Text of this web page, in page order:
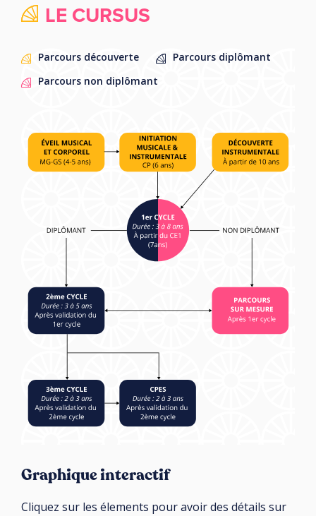
LE CURSUS
Parcours découverte
Parcours diplômant
Parcours non diplômant
Graphique interactif
Cliquez sur les élements pour avoir des détails sur